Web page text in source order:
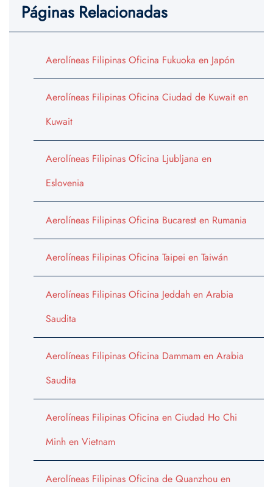
Páginas Relacionadas
Aerolíneas Filipinas Oficina Fukuoka en Japón
Aerolíneas Filipinas Oficina Ciudad de Kuwait en
Kuwait
Aerolíneas Filipinas Oficina Ljubljana en
Eslovenia
Aerolíneas Filipinas Oficina Bucarest en Rumania
Aerolíneas Filipinas Oficina Taipei en Taiwán
Aerolíneas Filipinas Oficina Jeddah en Arabia
Saudita
Aerolíneas Filipinas Oficina Dammam en Arabia
Saudita
Aerolíneas Filipinas Oficina en Ciudad Ho Chi
Minh en Vietnam
Aerolíneas Filipinas Oficina de Quanzhou en